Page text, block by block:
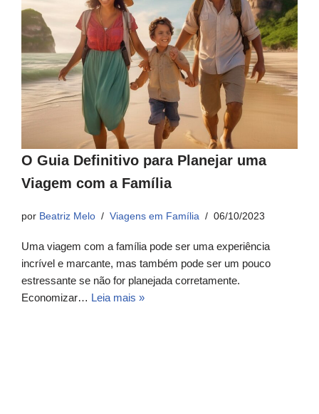
O Guia Definitivo para Planejar uma
Viagem com a Família
por Beatriz Melo Viagens em Família 06/10/2023
Uma viagem com a família pode ser uma experiência
incrível e marcante, mas também pode ser um pouco
estressante se não for planejada corretamente.
Economizar… Leia mais »